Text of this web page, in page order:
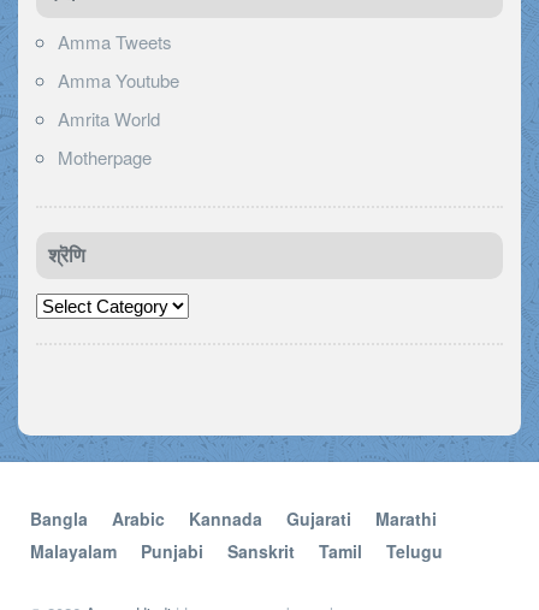
Amma Tweets
Amma Youtube
Amrita World
Motherpage
श्रॆणि
श्रॆणि
Bangla Arabic Kannada Gujarati
Marathi
Malayalam
Punjabi Sanskrit Tamil Telugu